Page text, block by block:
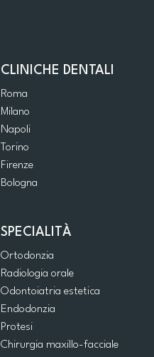
CLINICHE DENTALI
Roma
Milano
Napoli
Torino
Firenze
Bologna
SPECIALITÀ
Ortodonzia
Radiologia orale
Odontoiatria estetica
Endodonzia
Protesi
Chirurgia maxillo-facciale